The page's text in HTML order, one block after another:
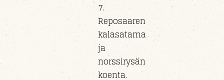
7.
Reposaaren
kalasatama
ja
norssirysän
koenta.